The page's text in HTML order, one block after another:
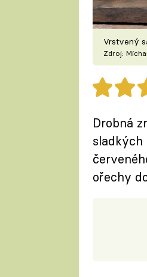
Vrstvený
Zdroj:
Drobná
ořechy